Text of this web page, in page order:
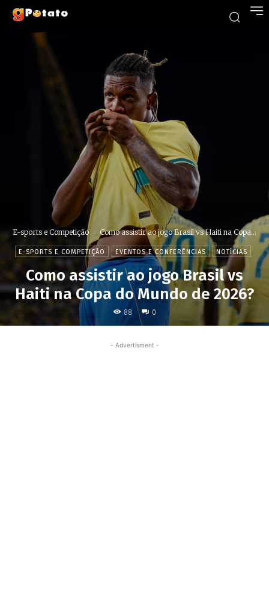
E-sports e Competição Como assistir ao jogo Brasil vs Haiti na Copa...
E-SPORTS E COMPETIÇÃO EVENTOS E CONFERÊNCIAS NOTÍCIAS
Como assistir ao jogo Brasil vs
Haiti na Copa do Mundo de 2026?
88 0
- Advertisment -